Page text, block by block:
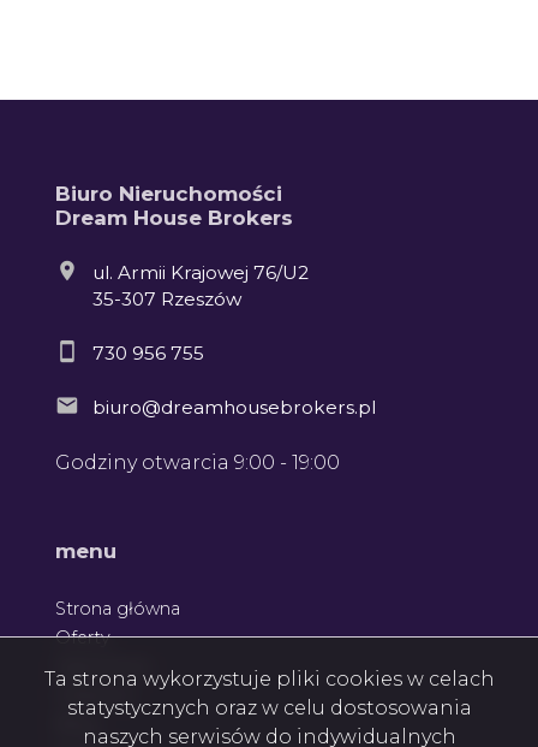
Biuro Nieruchomości
Dream House Brokers
ul. Armii Krajowej 76/U2
35-307 Rzeszów
730 956 755
biuro@dreamhousebrokers.pl
Godziny otwarcia 9:00 - 19:00
menu
Strona główna
Oferty
Ta strona wykorzystuje pliki cookies w celach
statystycznych oraz w celu dostosowania
naszych serwisów do indywidualnych